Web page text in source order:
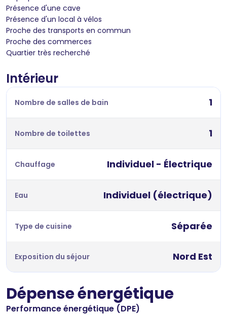
Présence d'une cave
Présence d'un local à vélos
Proche des transports en commun
Proche des commerces
Quartier très recherché
Intérieur
Nombre de salles de bain 1
Nombre de toilettes 1
Chauffage Individuel - Électrique
Eau Individuel (électrique)
Type de cuisine Séparée
Exposition du séjour Nord Est
Dépense énergétique
Performance énergétique (DPE)